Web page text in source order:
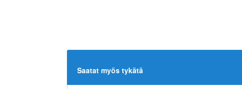
Saatat myös tykätä